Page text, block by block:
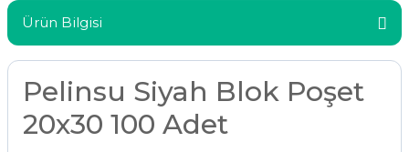
Ürün Bilgisi
Pelinsu Siyah Blok Poşet
20x30 100 Adet